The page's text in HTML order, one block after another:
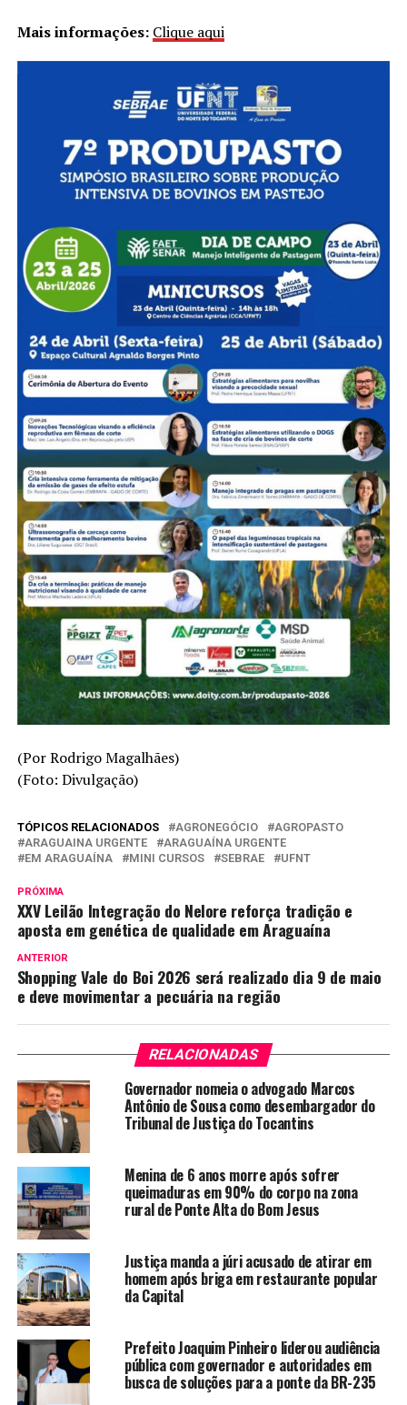
Mais informações: Clique aqui
(Por Rodrigo Magalhães)
(Foto: Divulgação)
TÓPICOS RELACIONADOS AGRONEGÓCIO
AGROPASTO
ARAGUAINA URGENTE
ARAGUAÍNA URGENTE
EM ARAGUAÍNA
MINI CURSOS SEBRAE UFNT
PRÓXIMA
XXV Leilão Integração do Nelore reforça tradição e
aposta em genética de qualidade em Araguaína
ANTERIOR
Shopping Vale do Boi 2026 será realizado dia 9 de maio
e deve movimentar a pecuária na região
RELACIONADAS
Governador nomeia o advogado Marcos
Antônio de Sousa como desembargador do
Tribunal de Justiça do Tocantins
Menina de 6 anos morre após sofrer
queimaduras em 90% do corpo na zona
rural de Ponte Alta do Bom Jesus
Justiça manda a júri acusado de atirar em
homem após briga em restaurante popular
da Capital
Prefeito Joaquim Pinheiro liderou audiência
pública com governador e autoridades em
busca de soluções para a ponte da BR-235